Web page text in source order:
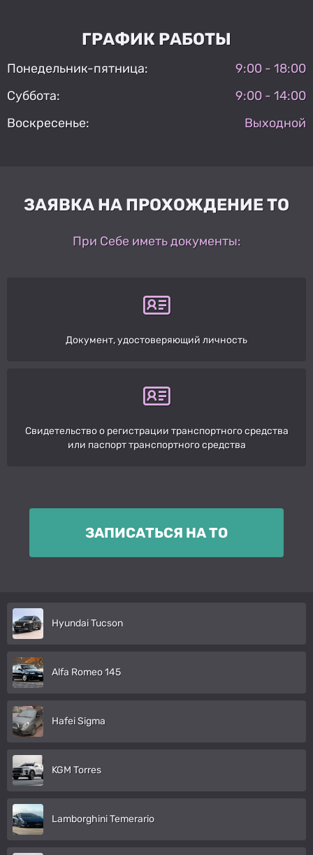
ГРАФИК РАБОТЫ
Понедельник-пятница:
9:00 - 18:00
Суббота:
9:00 - 14:00
Воскресенье:
Выходной
ЗАЯВКА НА ПРОХОЖДЕНИЕ ТО
При Себе иметь документы:
Документ, удостоверяющий личность
Свидетельство о регистрации транспортного средства
или паспорт транспортного средства
ЗАПИСАТЬСЯ НА ТО
Hyundai Tucson
Alfa Romeo 145
Hafei Sigma
KGM Torres
Lamborghini Temerario